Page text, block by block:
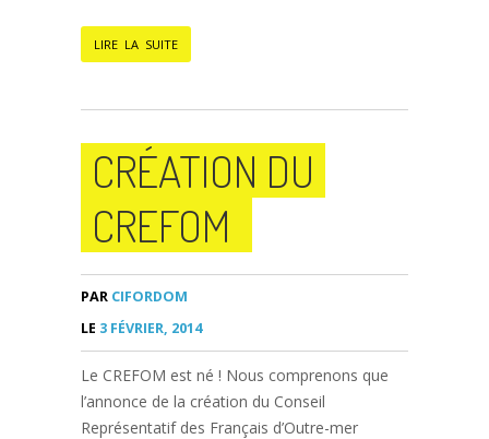
LIRE LA SUITE
CRÉATION DU
CREFOM
PAR CIFORDOM
LE 3 FÉVRIER, 2014
Le CREFOM est né ! Nous comprenons que
l’annonce de la création du Conseil
Représentatif des Français d’Outre-mer